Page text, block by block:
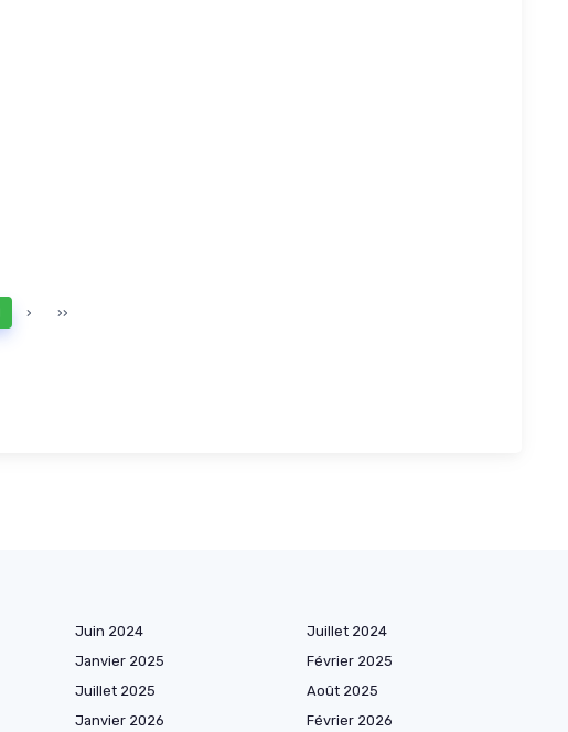
› ››
Juin 2024
Juillet 2024
Janvier 2025
Février 2025
Juillet 2025
Août 2025
Janvier 2026
Février 2026